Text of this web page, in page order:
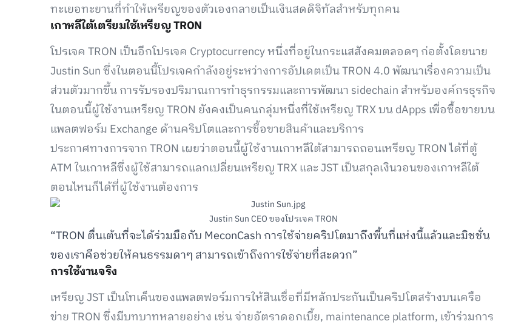
ทะเยอทะยานที่ทำให้เหรียญของตัวเองกลายเป็นเงินสดดิจิทัลสำหรับทุกคน
เกาหลีใต้เตรียมใช้เหรียญ TRON
โปรเจค TRON เป็นอีกโปรเจค Cryptocurrency หนึ่งที่อยู่ในกระแสสังคมตลอดๆ ก่อตั้งโดยนาย
Justin Sun ซึ่งในตอนนี้โปรเจคกำลังอยู่ระหว่างการอัปเดตเป็น TRON 4.0 พัฒนาเรื่องความเป็น
ส่วนตัวมากขึ้น การรับรองปริมาณการทำธุรกรรมและการพัฒนา sidechain สำหรับองค์กรธุรกิจ
ในตอนนี้ผู้ใช้งานเหรียญ TRON ยังคงเป็นคนกลุ่มหนึ่งที่ใช้เหรียญ TRX บน dApps เพื่อซื้อขายบน
แพลตฟอร์ม Exchange ด้านคริปโตและการซื้อขายสินค้าและบริการ
ประกาศทางการจาก TRON เผยว่าตอนนี้ผู้ใช้งานเกาหลีใต้สามารถถอนเหรียญ TRON ได้ที่ตู้
ATM ในเกาหลีซึ่งผู้ใช้สามารถแลกเปลี่ยนเหรียญ TRX และ JST เป็นสกุลเงินวอนของเกาหลีใต้
ตอนไหนก็ได้ที่ผู้ใช้งานต้องการ
Justin Sun CEO ของโปรเจค TRON
“TRON ตื่นเต้นที่จะได้ร่วมมือกับ MeconCash การใช้จ่ายคริปโตมาถึงพื้นที่แห่งนี้แล้วและมิชชั่น
ของเราคือช่วยให้คนธรรมดาๆ สามารถเข้าถึงการใช้จ่ายที่สะดวก”
การใช้งานจริง
เหรียญ JST เป็นโทเค็นของแพลตฟอร์มการให้สินเชื่อที่มีหลักประกันเป็นคริปโตสร้างบนเครือ
ข่าย TRON ซึ่งมีบทบาทหลายอย่าง เช่น จ่ายอัตราดอกเบี้ย, maintenance platform, เข้าร่วมการ